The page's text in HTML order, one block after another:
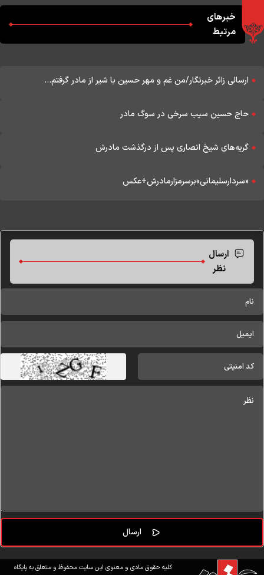
خبرهای
مرتبط
ارسالی زائر خبرنگار/من غم و مهر حسین با شیر از مادر گرفتم...
حاج حسین سیب سرخی در سوگ مادر
گریه‌های شیخ انصاری پس از درگذشت مادرش
«سردارسلیمانی»برسرمزارمادرش+عکس
ارسال
نظر
کلیه حقوق مادی و معنوی این سایت محفوظ و متعلق به پایگاه